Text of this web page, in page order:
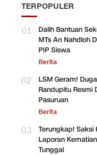
TERPOPULER
01
Dalih Bantuan
MTs An Nahdloh
PIP Siswa
Berita
02
LSM Geram!
Randupitu Resmi
Pasuruan
Berita
03
Terungkap! Saksi
Laporan
Tunggal